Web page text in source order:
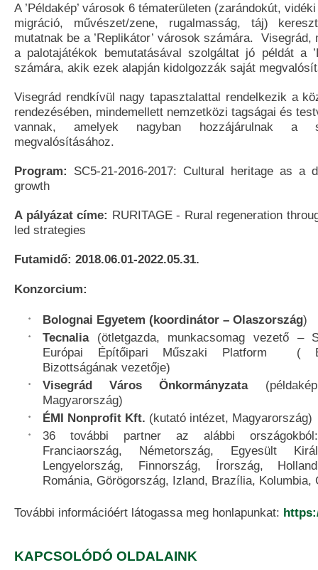
A ’Példakép’ városok 6 tématerületen (zarándokút,
migráció, művészet/zene, rugalmasság, táj)
mutatnak be a ’Replikátor’ városok számára. Visegrád,
a palotajátékok bemutatásával szolgáltat jó példát a
számára, akik ezek alapján kidolgozzák saját
Visegrád rendkívül nagy tapasztalattal rendelkezik a
rendezésében, mindemellett nemzetközi tagságai és
vannak, amelyek nagyban hozzájárulnak a
megvalósításához.
Program: SC5-21-2016-2017: Cultural heritage as a
growth
A pályázat címe: RURITAGE - Rural regeneration
led strategies
Futamidő: 2018.06.01-2022.05.31.
Konzorcium:
Bolognai Egyetem (koordinátor – Olaszország)
Tecnalia(ötletgazda, munkacsomag vezető –
Európai Építőipari Műszaki Platform (
Bizottságának vezetője)
Visegrád Város Önkormányzata
Magyarország)
ÉMI Nonprofit Kft. (kutató intézet, Magyarország)
36 további partner az alábbi országokból:
Franciaország, Németország, Egyesült
Lengyelország, Finnország, Írország,
Románia, Görögország, Izland, Brazília, Kolumbia,
További információért látogassa meg honlapunkat: ht
KAPCSOLÓDÓ OLDALAINK